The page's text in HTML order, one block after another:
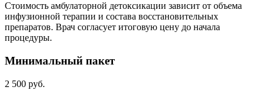
Стоимость амбулаторной детоксикации зависит от объема
инфузионной терапии и состава восстановительных
препаратов. Врач согласует итоговую цену до начала
процедуры.
Минимальный пакет
2 500 руб.